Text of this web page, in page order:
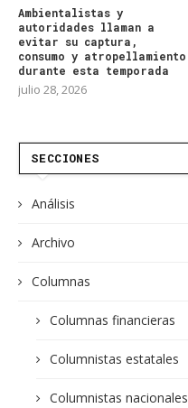
Ambientalistas y
autoridades llaman a
evitar su captura,
consumo y atropellamiento
durante esta temporada
julio 28, 2026
SECCIONES
Análisis
Archivo
Columnas
Columnas financieras
Columnistas estatales
Columnistas nacionales